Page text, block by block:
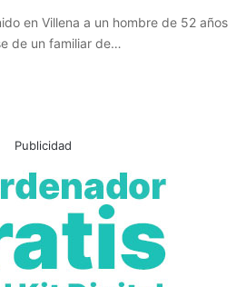
en Villena a un hombre de 52 años
de un familiar de…
Publicidad